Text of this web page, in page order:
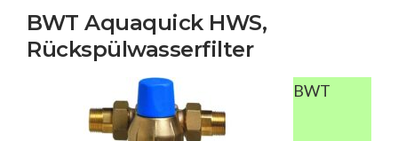
BWT Aquaquick HWS,
Rückspülwasserfilter
BWT